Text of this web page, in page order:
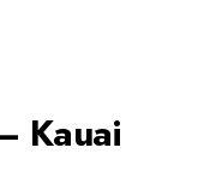
Kauai